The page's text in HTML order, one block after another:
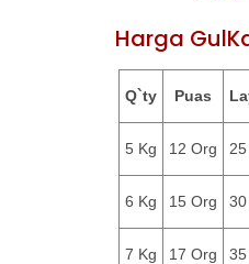
Harga
Q`ty Puas
5 Kg 12 Org
6 Kg 15 Org
7 Kg 17 Org